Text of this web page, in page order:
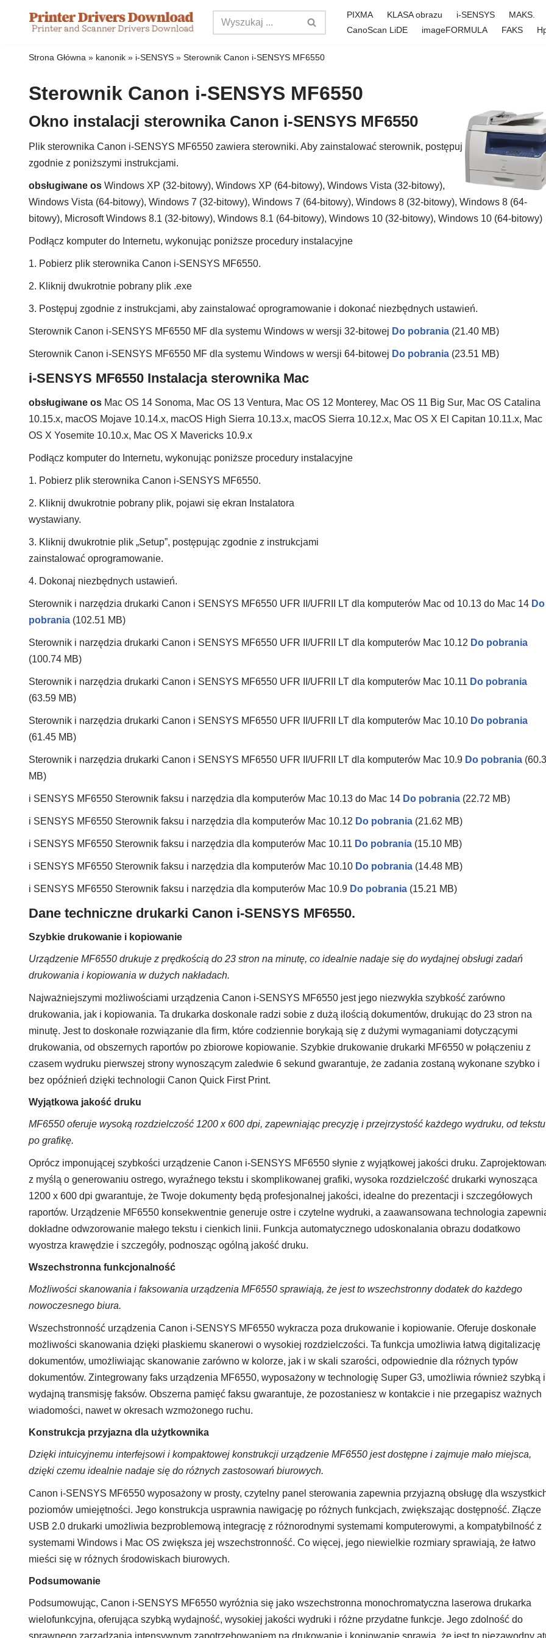
Przejdź
PIXMA KLASA obrazu i-SENSYS
MAKS.
CanoScan LiDE
imageFORMULA FAKS
Strona Główna » kanonik » i-SENSYS » Sterownik Canon i-SENSYS MF6550
Sterownik Canon i-SENSYS MF6550
Okno instalacji sterownika Canon i-SENSYS MF6550
Plik sterownika Canon i-SENSYS MF6550 zawiera sterowniki. Aby zainstalować sterownik, postępuj
zgodnie z poniższymi instrukcjami.
obsługiwane os Windows XP (32-bitowy), Windows XP (64-bitowy), Windows Vista (32-bitowy),
Windows Vista (64-bitowy), Windows 7 (32-bitowy), Windows 7 (64-bitowy), Windows 8 (32-bitowy), Windows 8 (64-
bitowy), Microsoft Windows 8.1 (32-bitowy), Windows 8.1 (64-bitowy), Windows 10 (32-bitowy), Windows 10 (64-bitowy)
Podłącz komputer do Internetu, wykonując poniższe procedury instalacyjne
1. Pobierz plik sterownika Canon i-SENSYS MF6550.
2. Kliknij dwukrotnie pobrany plik .exe
3. Postępuj zgodnie z instrukcjami, aby zainstalować oprogramowanie i dokonać niezbędnych ustawień.
Sterownik Canon i-SENSYS MF6550 MF dla systemu Windows w wersji 32-bitowej Do pobrania (21.40 MB)
Sterownik Canon i-SENSYS MF6550 MF dla systemu Windows w wersji 64-bitowej Do pobrania (23.51 MB)
i-SENSYS MF6550 Instalacja sterownika Mac
obsługiwane os Mac OS 14 Sonoma, Mac OS 13 Ventura, Mac OS 12 Monterey, Mac OS 11 Big Sur, Mac OS Catalina
10.15.x, macOS Mojave 10.14.x, macOS High Sierra 10.13.x, macOS Sierra 10.12.x, Mac OS X El Capitan 10.11.x, Mac
OS X Yosemite 10.10.x, Mac OS X Mavericks 10.9.x
Podłącz komputer do Internetu, wykonując poniższe procedury instalacyjne
1. Pobierz plik sterownika Canon i-SENSYS MF6550.
2. Kliknij dwukrotnie pobrany plik, pojawi się ekran Instalatora
wystawiany.
3. Kliknij dwukrotnie plik „Setup”, postępując zgodnie z instrukcjami
zainstalować oprogramowanie.
4. Dokonaj niezbędnych ustawień.
Sterownik i narzędzia drukarki Canon i SENSYS MF6550 UFR II/UFRII LT dla komputerów Mac od 10.13 do Mac 14 Do
pobrania (102.51 MB)
Sterownik i narzędzia drukarki Canon i SENSYS MF6550 UFR II/UFRII LT dla komputerów Mac 10.12 Do pobrania
(100.74 MB)
Sterownik i narzędzia drukarki Canon i SENSYS MF6550 UFR II/UFRII LT dla komputerów Mac 10.11 Do pobrania
(63.59 MB)
Sterownik i narzędzia drukarki Canon i SENSYS MF6550 UFR II/UFRII LT dla komputerów Mac 10.10 Do pobrania
(61.45 MB)
Sterownik i narzędzia drukarki Canon i SENSYS MF6550 UFR II/UFRII LT dla komputerów Mac 10.9 Do pobrania
MB)
i SENSYS MF6550 Sterownik faksu i narzędzia dla komputerów Mac 10.13 do Mac 14 Do pobrania (22.72 MB)
i SENSYS MF6550 Sterownik faksu i narzędzia dla komputerów Mac 10.12 Do pobrania (21.62 MB)
i SENSYS MF6550 Sterownik faksu i narzędzia dla komputerów Mac 10.11 Do pobrania (15.10 MB)
i SENSYS MF6550 Sterownik faksu i narzędzia dla komputerów Mac 10.10 Do pobrania (14.48 MB)
i SENSYS MF6550 Sterownik faksu i narzędzia dla komputerów Mac 10.9 Do pobrania (15.21 MB)
Dane techniczne drukarki Canon i-SENSYS MF6550.
Szybkie drukowanie i kopiowanie
Urządzenie MF6550 drukuje z prędkością do 23 stron na minutę, co idealnie nadaje się do wydajnej obsługi zadań
drukowania i kopiowania w dużych nakładach.
Najważniejszymi możliwościami urządzenia Canon i-SENSYS MF6550 jest jego niezwykła szybkość zarówno
drukowania, jak i kopiowania. Ta drukarka doskonale radzi sobie z dużą ilością dokumentów, drukując do 23 stron na
minutę. Jest to doskonałe rozwiązanie dla firm, które codziennie borykają się z dużymi wymaganiami dotyczącymi
drukowania, od obszernych raportów po zbiorowe kopiowanie. Szybkie drukowanie drukarki MF6550 w połączeniu z
czasem wydruku pierwszej strony wynoszącym zaledwie 6 sekund gwarantuje, że zadania zostaną wykonane szybko i
bez opóźnień dzięki technologii Canon Quick First Print.
Wyjątkowa jakość druku
MF6550 oferuje wysoką rozdzielczość 1200 x 600 dpi, zapewniając precyzję i przejrzystość każdego wydruku, od tekstu
po grafikę.
Oprócz imponującej szybkości urządzenie Canon i-SENSYS MF6550 słynie z wyjątkowej jakości druku.
z myślą o generowaniu ostrego, wyraźnego tekstu i skomplikowanej grafiki, wysoka rozdzielczość drukarki wynosząca
1200 x 600 dpi gwarantuje, że Twoje dokumenty będą profesjonalnej jakości, idealne do prezentacji i szczegółowych
raportów. Urządzenie MF6550 konsekwentnie generuje ostre i czytelne wydruki, a zaawansowana technologia
dokładne odwzorowanie małego tekstu i cienkich linii. Funkcja automatycznego udoskonalania obrazu dodatkowo
wyostrza krawędzie i szczegóły, podnosząc ogólną jakość druku.
Wszechstronna funkcjonalność
Możliwości skanowania i faksowania urządzenia MF6550 sprawiają, że jest to wszechstronny dodatek do każdego
nowoczesnego biura.
Wszechstronność urządzenia Canon i-SENSYS MF6550 wykracza poza drukowanie i kopiowanie. Oferuje doskonałe
możliwości skanowania dzięki płaskiemu skanerowi o wysokiej rozdzielczości. Ta funkcja umożliwia łatwą digitalizację
dokumentów, umożliwiając skanowanie zarówno w kolorze, jak i w skali szarości, odpowiednie dla różnych typów
dokumentów. Zintegrowany faks urządzenia MF6550, wyposażony w technologię Super G3, umożliwia również szybką i
wydajną transmisję faksów. Obszerna pamięć faksu gwarantuje, że pozostaniesz w kontakcie i nie przegapisz ważnych
wiadomości, nawet w okresach wzmożonego ruchu.
Konstrukcja przyjazna dla użytkownika
Dzięki intuicyjnemu interfejsowi i kompaktowej konstrukcji urządzenie MF6550 jest dostępne i zajmuje mało miejsca,
dzięki czemu idealnie nadaje się do różnych zastosowań biurowych.
Canon i-SENSYS MF6550 wyposażony w prosty, czytelny panel sterowania zapewnia przyjazną obsługę dla
poziomów umiejętności. Jego konstrukcja usprawnia nawigację po różnych funkcjach, zwiększając dostępność. Złącze
USB 2.0 drukarki umożliwia bezproblemową integrację z różnorodnymi systemami komputerowymi, a kompatybilność z
systemami Windows i Mac OS zwiększa jej wszechstronność. Co więcej, jego niewielkie rozmiary sprawiają, że łatwo
mieści się w różnych środowiskach biurowych.
Podsumowanie
Podsumowując, Canon i-SENSYS MF6550 wyróżnia się jako wszechstronna monochromatyczna laserowa drukarka
wielofunkcyjna, oferująca szybką wydajność, wysokiej jakości wydruki i różne przydatne funkcje. Jego zdolność do